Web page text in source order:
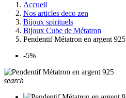
Accueil
Nos articles deco zen
Bijoux spirituels
Bijoux Cube de Métatron
Pendentif Métatron en argent 925
-5%
search